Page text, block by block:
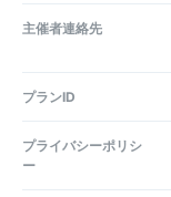
主催者連絡先
プランID
プライバシーポリシ
ー